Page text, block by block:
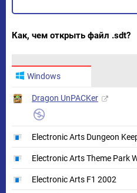
Как, чем открыть файл .sdt?
Windows
Dragon UnPACKer
Electronic Arts Dungeon
Electronic Arts Theme Park
Electronic Arts F1 2002